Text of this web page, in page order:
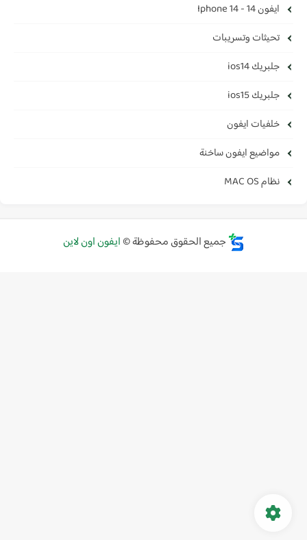
ايفون 14 - Iphone 14
تحيثات وتسريبات
جلبريك ios14
جلبريك ios15
خلفيات ايفون
مواضيع ايفون ساخنة
نظام MAC OS
جميع الحقوق محفوظة ©ايفون اون لاين